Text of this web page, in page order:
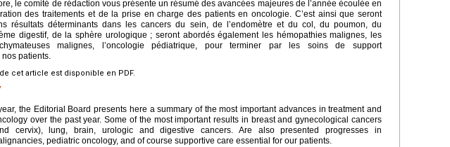
le comité de rédaction vous présente un résumé des avancées majeures de l’année écoulée en
des traitements et de la prise en charge des patients en oncologie. C’est ainsi que seront
résultats déterminants dans les cancers du sein, de l’endomètre et du col, du poumon, du
digestif, de la sphère urologique ; seront abordés également les hémopathies malignes, les
malignes, l’oncologie pédiatrique, pour terminer par les soins de support
patients.
cet article est disponible en PDF.
the Editorial Board presents here a summary of the most important advances in treatment and
over the past year. Some of the most important results in breast and gynecological cancers
cervix), lung, brain, urologic and digestive cancers. Are also presented progresses in
pediatric oncology, and of course supportive care essential for our patients.